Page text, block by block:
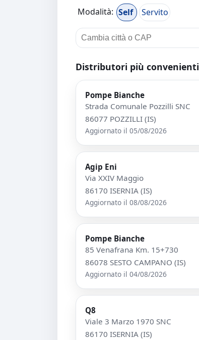
Modalità: Self Servito
Distributori più convenienti
Pompe Bianche
Strada Comunale Pozzilli SNC
86077 POZZILLI (IS)
Aggiornato il 05/08/2026
Agip Eni
Via XXIV Maggio
86170 ISERNIA (IS)
Aggiornato il 08/08/2026
Pompe Bianche
85 Venafrana Km. 15+730
86078 SESTO CAMPANO (IS)
Aggiornato il 04/08/2026
Q8
Viale 3 Marzo 1970 SNC
86170 ISERNIA (IS)